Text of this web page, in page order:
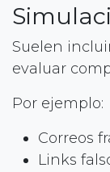
Suelen
evaluar
Por ejemplo:
Correos
Links